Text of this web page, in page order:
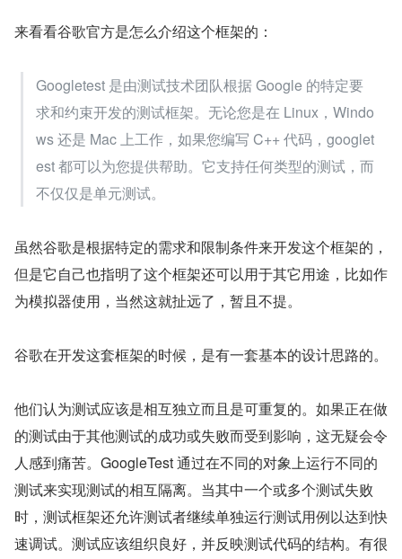
来看看谷歌官方是怎么介绍这个框架的：
Googletest 是由测试技术团队根据 Google 的特定要
求和约束开发的测试框架。无论您是在 Linux，Windo
ws 还是 Mac 上工作，如果您编写 C++ 代码，googlet
est 都可以为您提供帮助。它支持任何类型的测试，而
不仅仅是单元测试。
虽然谷歌是根据特定的需求和限制条件来开发这个框架的，
但是它自己也指明了这个框架还可以用于其它用途，比如作
为模拟器使用，当然这就扯远了，暂且不提。
谷歌在开发这套框架的时候，是有一套基本的设计思路的。
他们认为测试应该是相互独立而且是可重复的。如果正在做
的测试由于其他测试的成功或失败而受到影响，这无疑会令
人感到痛苦。GoogleTest 通过在不同的对象上运行不同的
测试来实现测试的相互隔离。当其中一个或多个测试失败
时，测试框架还允许测试者继续单独运行测试用例以达到快
速调试。测试应该组织良好，并反映测试代码的结构。有很